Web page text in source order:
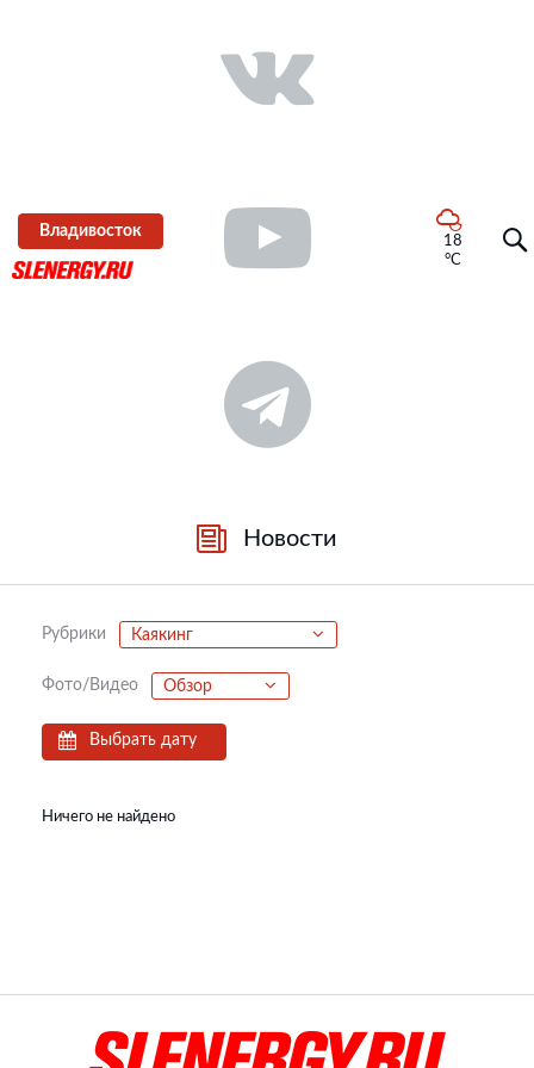
Владивосток
18
°C
Новости
Рубрики Каякинг
Фото/Видео Обзор
Выбрать дату
Ничего не найдено